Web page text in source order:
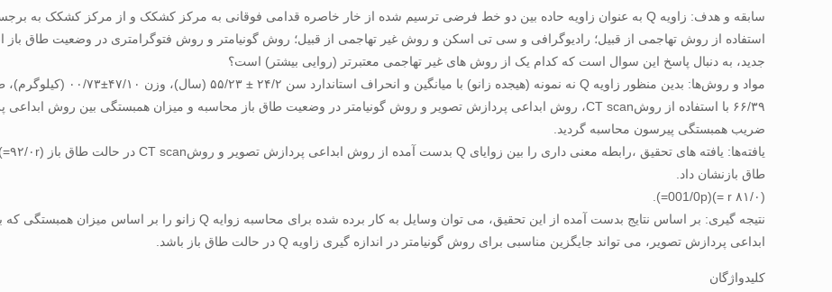
استفاده از روش تهاجمی از قبیل؛ رادیوگرافی و سی تی اسکن و روش غیر تهاجمی از قبیل؛ روش گونیامتر و روش فتوگرامتری در وضعیت طاق باز
جدید، به دنبال پاسخ این سوال است که کدام یک از روش های غیر تهاجمی معتبرتر (روایی بیشتر) است؟
ضریب همبستگی پیرسون محاسبه گردید.
طاق بازنشان داد.
(۸۱/۰ r =)(001/0p=).
ابداعی پردازش تصویر، می تواند جایگزین مناسبی برای روش گونیامتر در اندازه گیری زاویه Q در حالت طاق باز باشد.
کلیدواژگان